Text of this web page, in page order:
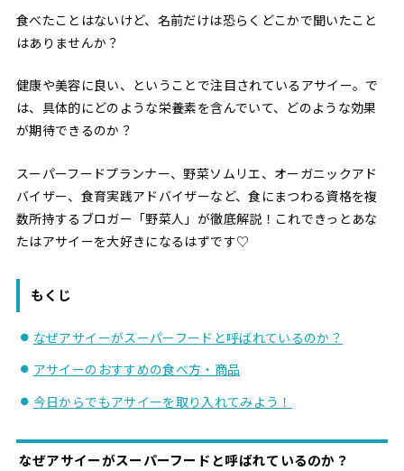
食べたことはないけど、名前だけは恐らくどこかで聞いたこと
はありませんか？
健康や美容に良い、ということで注目されているアサイー。で
は、具体的にどのような栄養素を含んでいて、どのような効果
が期待できるのか？
スーパーフードプランナー、野菜ソムリエ、オーガニックアド
バイザー、食育実践アドバイザーなど、食にまつわる資格を複
数所持するブロガー「野菜人」が徹底解説！これできっとあな
たはアサイーを大好きになるはずです♡
もくじ
なぜアサイーがスーパーフードと呼ばれているのか？
アサイーのおすすめの食べ方・商品
今日からでもアサイーを取り入れてみよう！
なぜアサイーがスーパーフードと呼ばれているのか？